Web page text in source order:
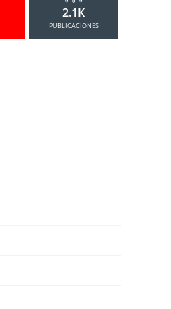
2.1K
PUBLICACIONES